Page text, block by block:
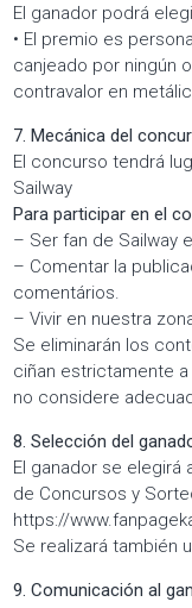
El ganador podrá
• El premio es
canjeado por ningún
contravalor en
7. Mecánica del
El concurso tendrá
Sailway
Para participar en el
– Ser fan de Sailway
– Comentar la
comentários.
– Vivir en nuestra
Se eliminarán los
ciñan estrictamente
no considere
8. Selección del
El ganador se elegirá
de Concursos y
https://
Se realizará también
9. Comunicación al